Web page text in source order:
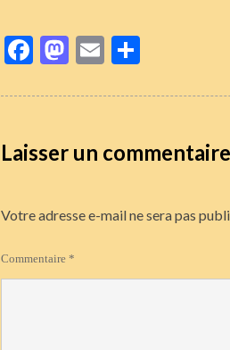
Facebook
Mastodon
EmailPartager
Laisser un commentaire
Votre adresse e-mail ne sera pas
Commentaire *